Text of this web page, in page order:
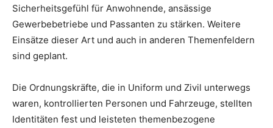
Sicherheitsgefühl für Anwohnende, ansässige
Gewerbebetriebe und Passanten zu stärken. Weitere
Einsätze dieser Art und auch in anderen Themenfeldern
sind geplant.
Die Ordnungskräfte, die in Uniform und Zivil unterwegs
waren, kontrollierten Personen und Fahrzeuge, stellten
Identitäten fest und leisteten themenbezogene